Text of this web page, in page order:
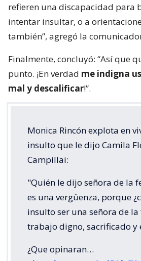
refieren una discapacidad para
intentar insultar, o a
también”, agregó la
Finalmente, concluyó: “Así que
punto. ¡En verdad me indigna
mal y descalificar!”.
Monica Rincón explota en
insulto que le dijo Camila
Campillai:
"Quién le dijo señora de la
es una vergüenza, porque
insulto ser una señora de la
trabajo digno, sacrificado y
¿Que opinaran…